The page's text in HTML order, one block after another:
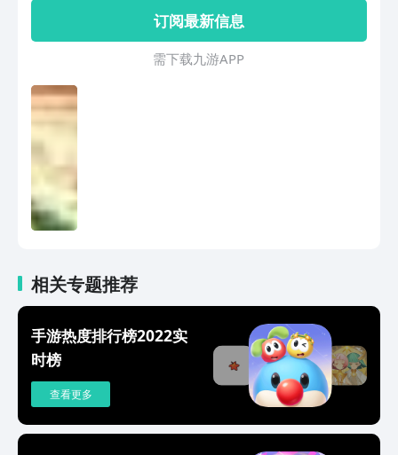
厅的收益就会增加。下载餐厅萌物语2来
经营你的咖啡厅吧！
订阅最新信息
需 下 载 九 游 A P P
相关专题推荐
手游热度排行榜2022实
时榜
查看更多